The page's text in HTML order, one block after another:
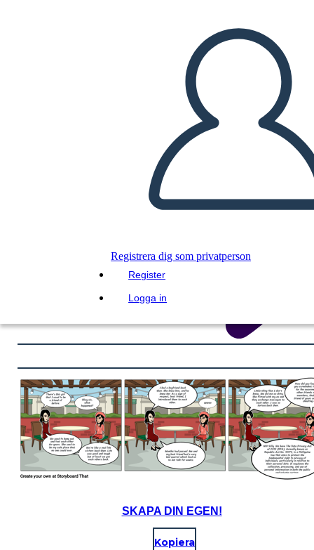
Registrera dig som privatperson
Register
Logga in
SPELA UPP BILDSPEL
LÄS FÖR MIG
SKAPA DIN EGEN!
Kopiera